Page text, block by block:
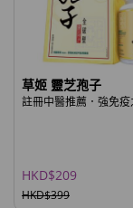
草姬 靈芝孢子
註冊中醫推薦．強免疫
HKD$209
HKD$399